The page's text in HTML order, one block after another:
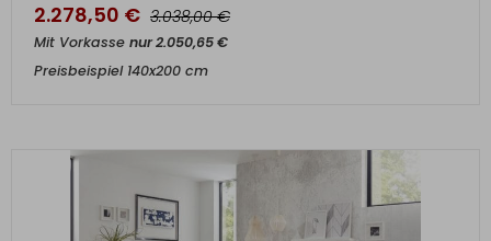
2.278,50 € 3.038,00€
Mit Vorkasse nur2.050,65€
Preisbeispiel 140x200 cm